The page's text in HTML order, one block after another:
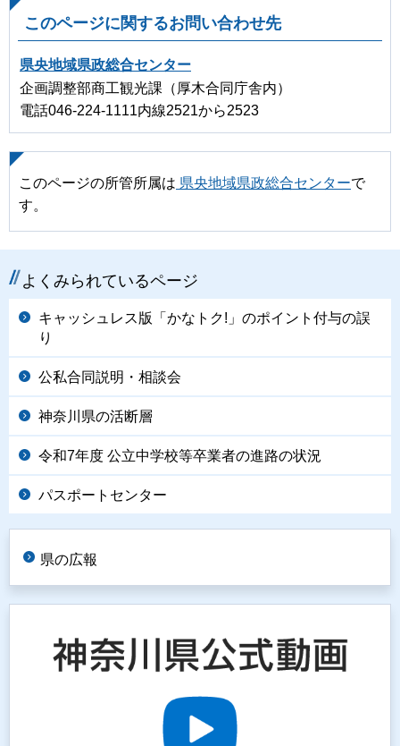
このページに関するお問い合わせ先
県央地域県政総合センター
企画調整部商工観光課（厚木合同庁舎内）
電話046-224-1111内線2521から2523
このページの所管所属は 県央地域県政総合センターで
す。
よくみられているページ
キャッシュレス版「かなトク!」のポイント付与の誤
り
公私合同説明・相談会
神奈川県の活断層
令和7年度 公立中学校等卒業者の進路の状況
パスポートセンター
県の広報